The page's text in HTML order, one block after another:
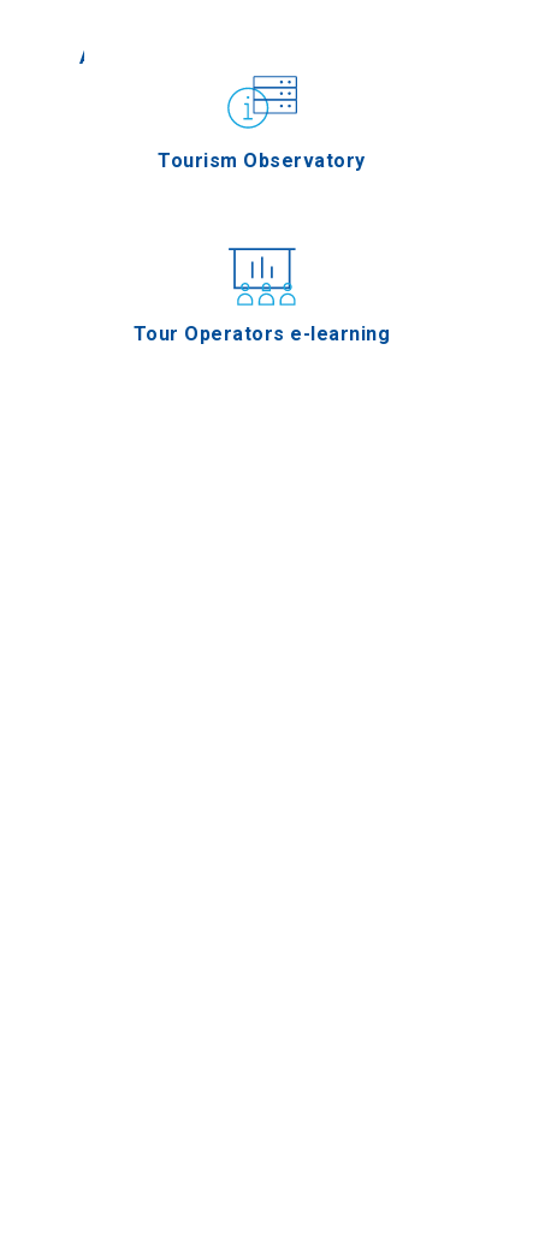
Agion Oros
Tourism Observatory
Tour Operators e-learning